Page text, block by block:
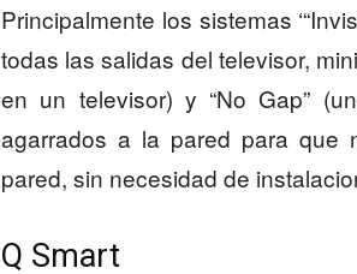
Principalmente los sistemas
todas las salidas del televisor,
en un televisor) y “No Gap”
agarrados a la pared para que
pared, sin necesidad de
Q Smart